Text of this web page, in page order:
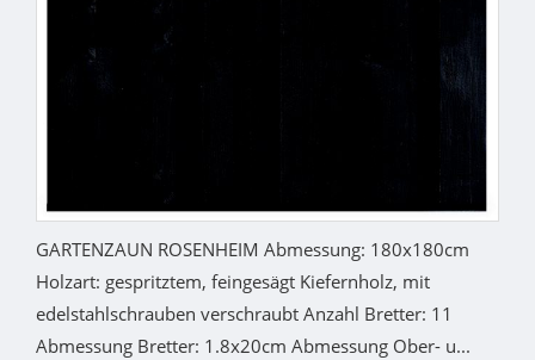
GARTENZAUN ROSENHEIM Abmessung: 180x180cm
Holzart: gespritztem, feingesägt Kiefernholz, mit
edelstahlschrauben verschraubt Anzahl Bretter: 11
Abmessung Bretter: 1.8x20cm Abmessung Ober- u...